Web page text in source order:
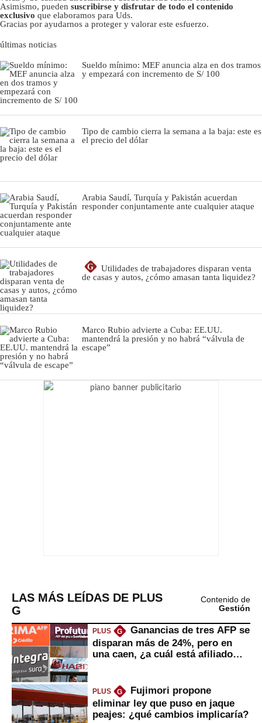
Asimismo, pueden suscribirse y disfrutar de todo el contenido
exclusivo que elaboramos para Uds.
Gracias por ayudarnos a proteger y valorar este esfuerzo.
últimas noticias
Sueldo mínimo: MEF anuncia alza en dos tramos
y empezará con incremento de S/ 100
Tipo de cambio cierra la semana a la baja: este es
el precio del dólar
Arabia Saudí, Turquía y Pakistán acuerdan
responder conjuntamente ante cualquier ataque
G
Utilidades de trabajadores disparan venta
de casas y autos, ¿cómo amasan tanta liquidez?
Marco Rubio advierte a Cuba: EE.UU.
mantendrá la presión y no habrá “válvula de
escape”
LAS MÁS LEÍDAS DE PLUS
G
Contenido de
Gestión
PLUS G
Ganancias de tres AFP se
disparan más de 24%, pero en
una caen, ¿a cuál está afiliado
PLUS G
Fujimori propone
eliminar ley que puso en jaque
peajes: ¿qué cambios implicaría?